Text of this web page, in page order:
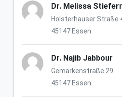
Dr. Melissa
Holsterhauser Straße
45147 Essen
Dr. Najib Jabbour
Gemarkenstraße 29
45147 Essen